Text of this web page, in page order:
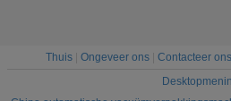
Thuis| Ongeveer ons| Contacteer ons